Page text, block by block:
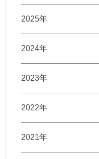
2025年
2024年
2023年
2022年
2021年